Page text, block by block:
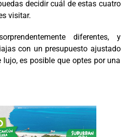
decidir cuál de estas cuatro
visitar.
diferentes, y
con un presupuesto ajustado
es posible que optes por una